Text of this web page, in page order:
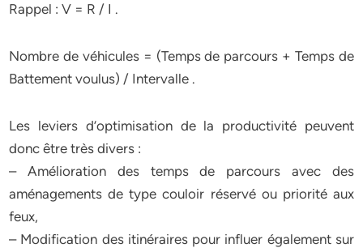
Rappel : V = R / I .
Nombre de véhicules = (Temps de parcours + Temps de
Battement voulus) / Intervalle .
Les leviers d’optimisation de la productivité peuvent
donc être très divers :
– Amélioration des temps de parcours avec des
aménagements de type couloir réservé ou priorité aux
feux,
– Modification des itinéraires pour influer également sur